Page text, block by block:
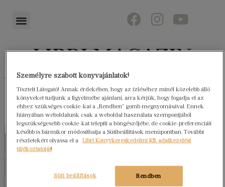
Könyvektől az olvasókig
Személyre szabott könyvajánlatok!
Tisztelt Látogató! Annak érdekében, hogy az ízléséhez minél közelebb álló
könyveket tudjunk a figyelmébe ajánlani, arra kérjük, hogy fogadja el az
ehhez szükséges cookie-kat a „Rendben” gomb megnyomásával. Ennek
hiányában weboldalunk csak a weboldal használata szempontjából
legszükségesebb cookie-kat telepíti a böngészőjébe, de cookie-preferenciáit
később is bármikor módosíthatja a Sütibeállítások menüpontban. További
részletekért olvassa el a
Libri Könyvkereskedelmi Kft. adatkezelési
tájékoztatóját!
Rendben
Süti beállítások